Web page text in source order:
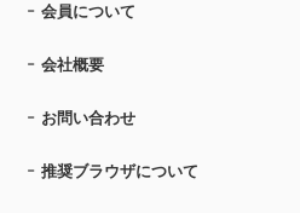
会員について
会社概要
お問い合わせ
推奨ブラウザについて